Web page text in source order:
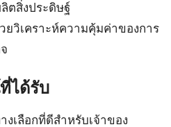
ตสิ่งประดิษฐ์
ยวิเคราะห์ความคุ้มค่าของการ
ได้รับ
งเลือกที่ดีสำหรับเจ้าของ